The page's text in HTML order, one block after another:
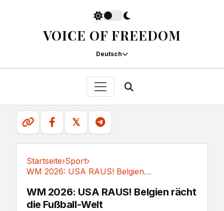
VOICE OF FREEDOM
Deutsch
𝕏
Startseite›Sport›
WM 2026: USA RAUS! Belgien rächt die Fußball-Welt
WM 2026: USA RAUS! Belgien rächt
die Fußball-Welt